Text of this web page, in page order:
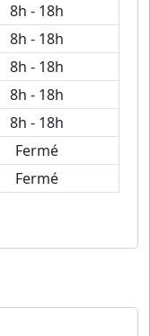
8h - 18h
8h - 18h
8h - 18h
8h - 18h
8h - 18h
Fermé
Fermé